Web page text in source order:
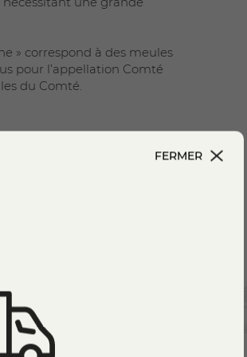
» correspond à des meules
pour l’appellation Comté
du Comté.
fromage. Ces cristaux
Toutefois, un comté
dépend avant tout de
ses arômes. Sa
lait de plusieurs
FERMER